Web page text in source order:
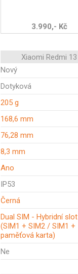
3.990,- Kč
Xiaomi Redmi 13
Nový
Dotyková
205 g
168,6 mm
76,28 mm
8,3 mm
Ano
IP53
Černá
Dual SIM - Hybridní slot
(SIM1 + SIM2 / SIM1 +
paměťová karta)
Ne